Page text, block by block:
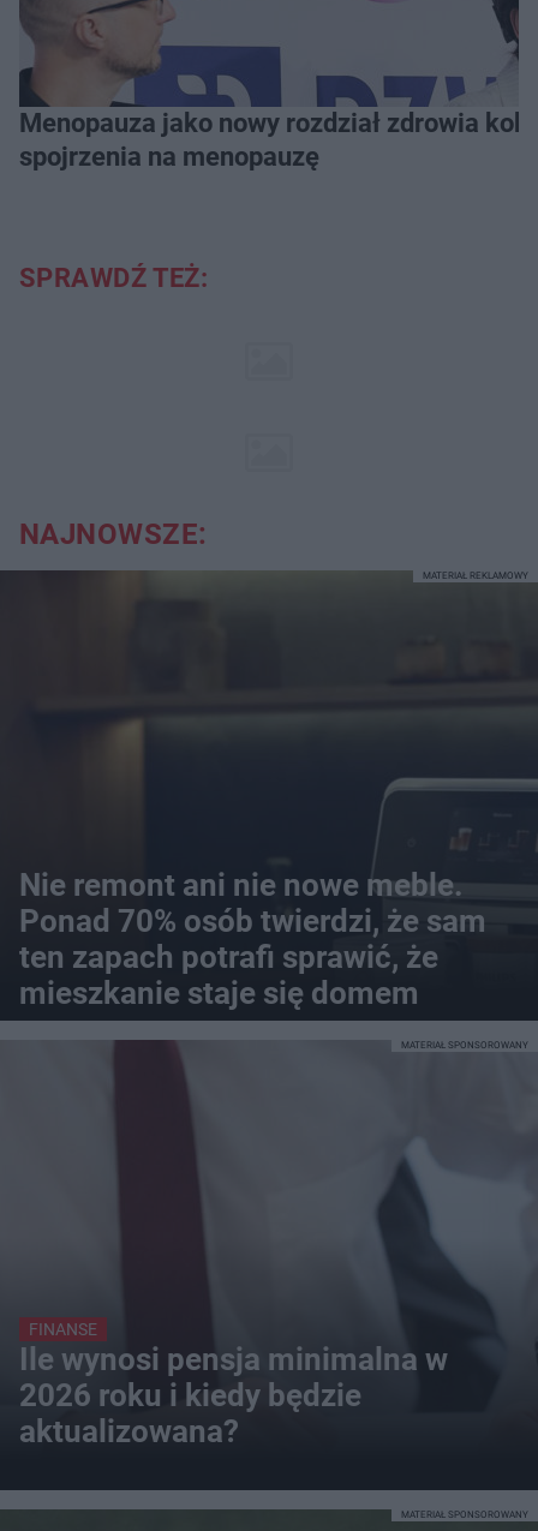
Menopauza jako nowy rozdział zdrowia
spojrzenia na menopauzę
SPRAWDŹ TEŻ:
NAJNOWSZE:
Nie remont ani nie nowe meble.
Ponad 70% osób twierdzi, że sam
ten zapach potrafi sprawić, że
mieszkanie staje się domem
MATERIAŁ REKLAMOWY
FINANSE
Ile wynosi pensja minimalna w
2026 roku i kiedy będzie
aktualizowana?
MATERIAŁ SPONSOROWANY
MATERIAŁ SPONSOROWANY